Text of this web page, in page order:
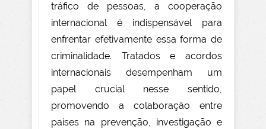
tráfico de pessoas, a cooperação
internacional é indispensável para
enfrentar efetivamente essa forma de
criminalidade. Tratados e acordos
internacionais desempenham um
papel crucial nesse sentido,
promovendo a colaboração entre
países na prevenção, investigação e